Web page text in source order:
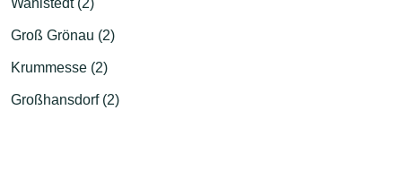
Groß Grönau (2)
Krummesse (2)
Großhansdorf (2)